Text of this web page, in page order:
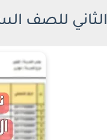
للصف